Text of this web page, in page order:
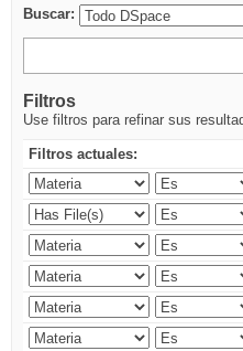
Buscar:
Filtros
Use filtros para refinar sus
Filtros actuales: